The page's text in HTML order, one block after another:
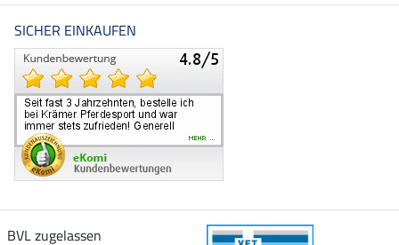
SICHER EINKAUFEN
BVL zugelassen